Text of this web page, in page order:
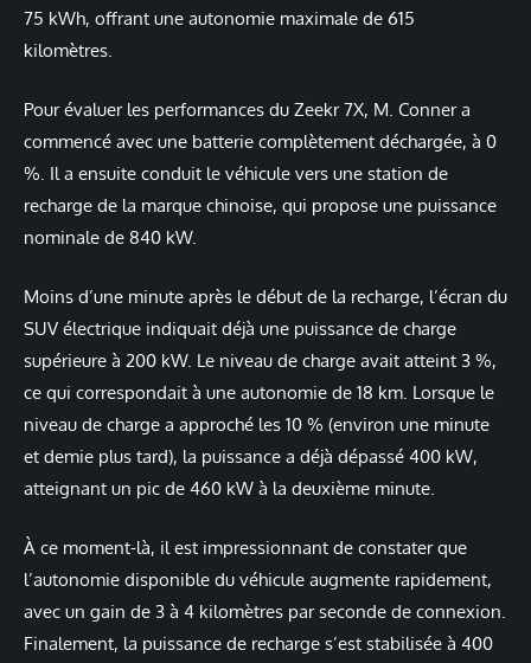
75 kWh, offrant une autonomie maximale de 615
kilomètres.
Pour évaluer les performances du Zeekr 7X, M. Conner a
commencé avec une batterie complètement déchargée, à 0
%. Il a ensuite conduit le véhicule vers une station de
recharge de la marque chinoise, qui propose une puissance
nominale de 840 kW.
Moins d’une minute après le début de la recharge, l’écran du
SUV électrique indiquait déjà une puissance de charge
supérieure à 200 kW. Le niveau de charge avait atteint 3 %,
ce qui correspondait à une autonomie de 18 km. Lorsque le
niveau de charge a approché les 10 % (environ une minute
et demie plus tard), la puissance a déjà dépassé 400 kW,
atteignant un pic de 460 kW à la deuxième minute.
À ce moment-là, il est impressionnant de constater que
l’autonomie disponible du véhicule augmente rapidement,
avec un gain de 3 à 4 kilomètres par seconde de connexion.
Finalement, la puissance de recharge s’est stabilisée à 400